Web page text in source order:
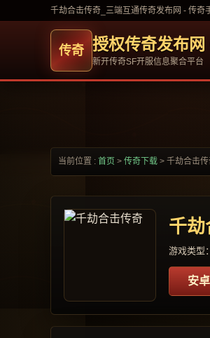
千劫合击传奇_三端互通传奇发布网 - 传奇
授权传奇发布网
新开传奇SF开服信息聚合平台
当前位置 : 首页 > 传奇下载 > 千劫合击
千劫
游戏类型
安